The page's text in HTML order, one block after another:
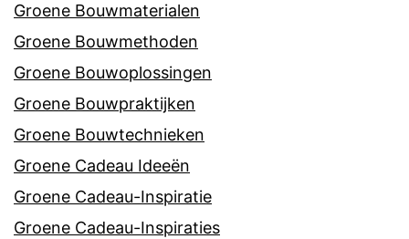
Groene Bouwmaterialen
Groene Bouwmethoden
Groene Bouwoplossingen
Groene Bouwpraktijken
Groene Bouwtechnieken
Groene Cadeau Ideeën
Groene Cadeau-Inspiratie
Groene Cadeau-Inspiraties